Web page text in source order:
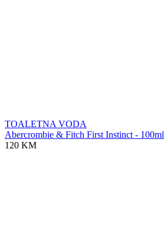
TOALETNA VODA
Abercrombie & Fitch First Instinct - 100ml
120 KM